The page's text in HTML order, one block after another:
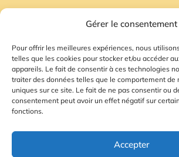
Gérer le consentement
Pour offrir les meilleures expériences, nous
telles que les cookies pour stocker et/ou accéder
appareils. Le fait de consentir à ces technologies
traiter des données telles que le comportement de
uniques sur ce site. Le fait de ne pas consentir ou
consentement peut avoir un effet négatif sur
fonctions.
Accepter
Mentions Légales
Gestion des